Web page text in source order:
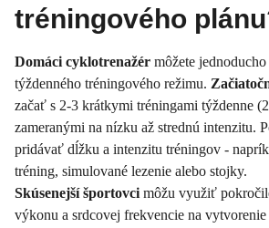
tréningového
Domáci cyklotrenažér môžete
týždenného tréningového režimu.
začať s 2-3 krátkymi tréningami týždenne
zameranými na nízku až strednú intenzitu.
pridávať dĺžku a intenzitu tréningov -
tréning, simulované lezenie alebo stojky.
Skúsenejší športovci môžu využiť
výkonu a srdcovej frekvencie na vytvorenie